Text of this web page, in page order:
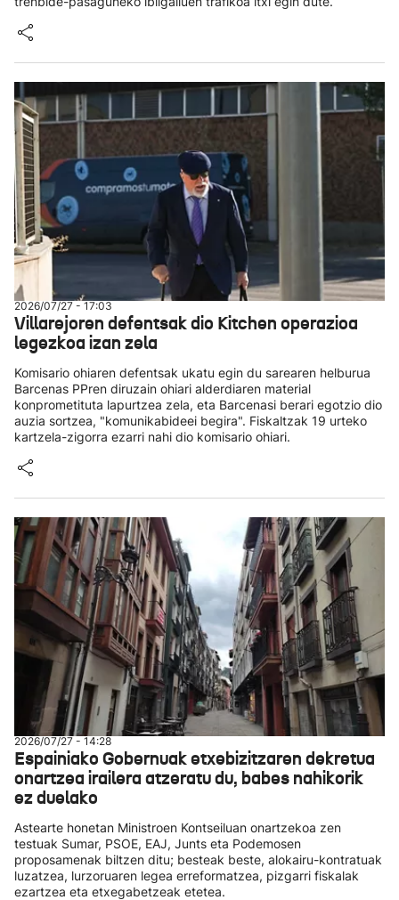
2026/07/27 - 17:03
Villarejoren defentsak dio Kitchen operazioa
legezkoa izan zela
Komisario ohiaren defentsak ukatu egin du sarearen helburua
Barcenas PPren diruzain ohiari alderdiaren material
konprometituta lapurtzea zela, eta Barcenasi berari egotzio dio
auzia sortzea, "komunikabideei begira". Fiskaltzak 19 urteko
kartzela-zigorra ezarri nahi dio komisario ohiari.
2026/07/27 - 14:28
Espainiako Gobernuak etxebizitzaren dekretua
onartzea irailera atzeratu du, babes nahikorik
ez duelako
Astearte honetan Ministroen Kontseiluan onartzekoa zen
testuak Sumar, PSOE, EAJ, Junts eta Podemosen
proposamenak biltzen ditu; besteak beste, alokairu-kontratuak
luzatzea, lurzoruaren legea erreformatzea, pizgarri fiskalak
ezartzea eta etxegabetzeak etetea.